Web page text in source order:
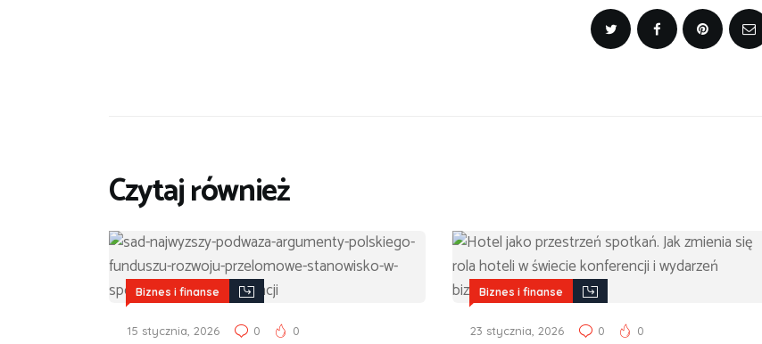
Czytaj również
Biznes i finanse
15 stycznia, 2026 0 0
Biznes i finanse
23 stycznia, 2026 0 0